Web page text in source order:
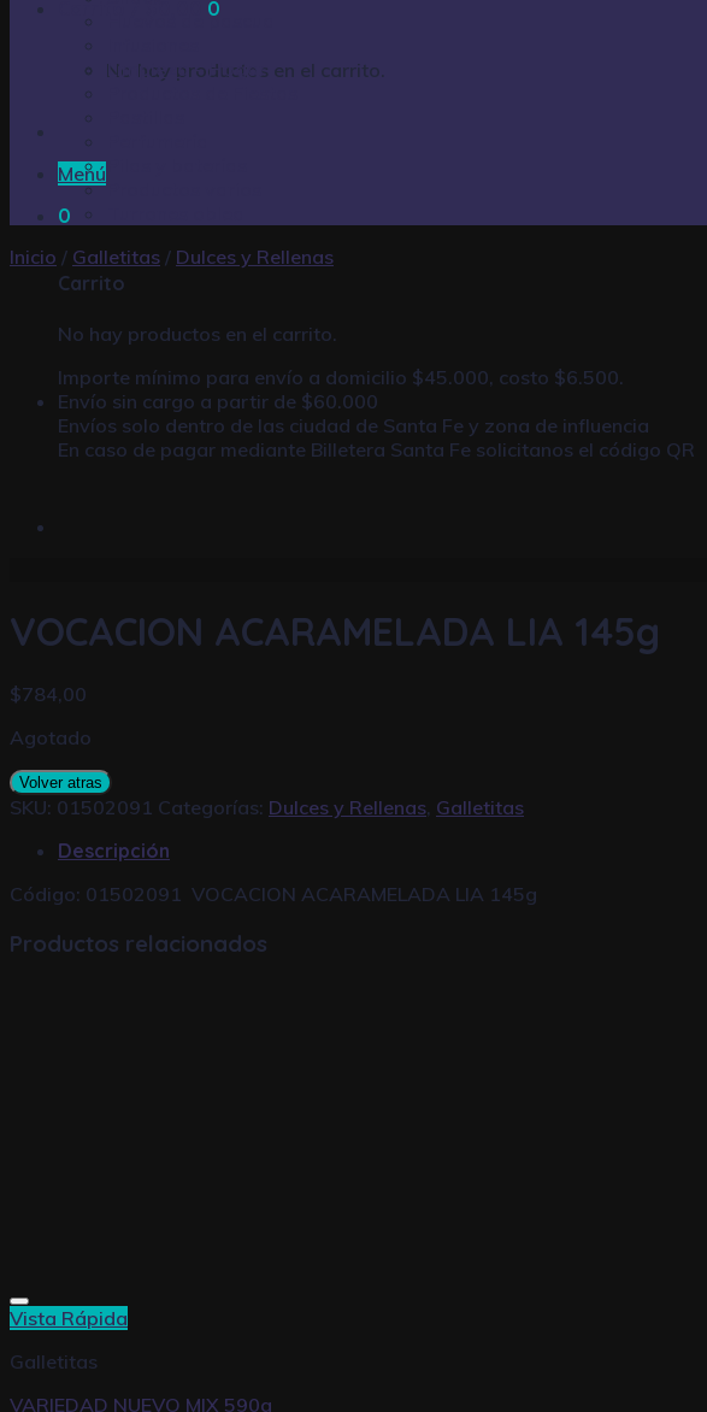
Carrito / 0
No hay productos en el carrito.
Menú
0
Carrito
No hay productos en el carrito.
Importe mínimo para envío a domicilio $45.000, costo $6.500.
Envío sin cargo a partir de $60.000
Envíos solo dentro de las ciudad de Santa Fe y zona de influencia
En caso de pagar mediante Billetera Santa Fe solicitanos el código QR
Huevos de pascua
Limpieza – Hogar
Inicio / Galletitas / Dulces y Rellenas
VOCACION ACARAMELADA LIA 145g
$784,00
Agotado
Volver atras
SKU: 01502091 Categorías: Dulces y Rellenas, Galletitas
Descripción
Código: 01502091 VOCACION ACARAMELADA LIA 145g
Productos relacionados
Vista Rápida
Galletitas
VARIEDAD NUEVO MIX 590g